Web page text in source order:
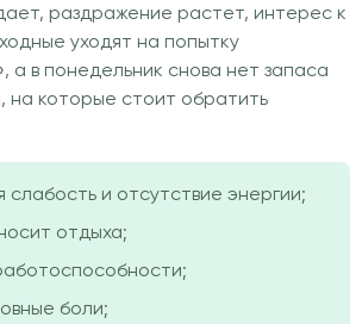
раздражение растет, интерес к
уходят на попытку
а в понедельник снова нет запаса
на которые стоит обратить
слабость и отсутствие энергии;
отдыха;
боли;